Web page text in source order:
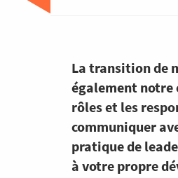
La transition de
également notre
rôles et les
communiquer
pratique de
à votre propre